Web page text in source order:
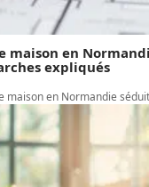
maison en
expliqués
maison en Normandie